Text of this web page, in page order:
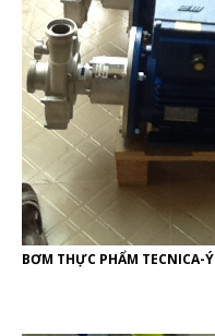
BƠM THỰC PHẨM TECNICA-Ý